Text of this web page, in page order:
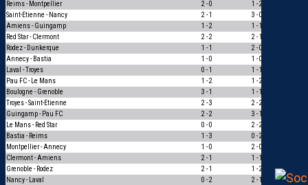
Reims - Montpellier
2 - 0 1 - 2
Saint-Etienne - Nancy
2 - 1 3 - 0
Amiens - Guingamp
1 - 2 1 - 1
Red Star - Clermont
2 - 2 2 - 1
Rodez - Dunkerque
1 - 1 2 - 0
Annecy - Bastia
1 - 0 1 - 0
Laval - Troyes
0 - 1 1 - 1
Pau FC - Le Mans
1 - 2 1 - 2
Boulogne - Grenoble
3 - 1 1 - 1
Troyes - Saint-Etienne
2 - 3 2 - 2
Guingamp - Pau FC
2 - 2 3 - 1
Le Mans - Red Star
0 - 0 2 - 2
Bastia - Reims
1 - 3 0 - 2
Montpellier - Annecy
1 - 0 2 - 0
Clermont - Amiens
2 - 1 1 - 1
Grenoble - Rodez
2 - 1 1 - 2
Nancy - Laval
0 - 2 2 - 1 0